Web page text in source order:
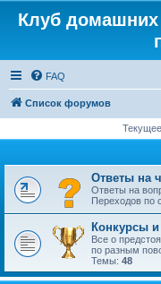
Клуб домашних
FAQ
Список форумов
Ответы на
Ответы на
Переходов по
Конкурсы
Все о
по разным
Темы: 48